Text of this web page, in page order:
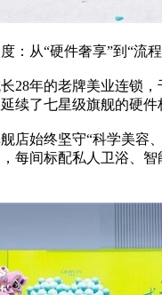
从“硬件奢享”到“流程
年的老牌美业连锁，
续了七星级旗舰的硬
始终坚守“科学美容、
每间标配私人卫浴、